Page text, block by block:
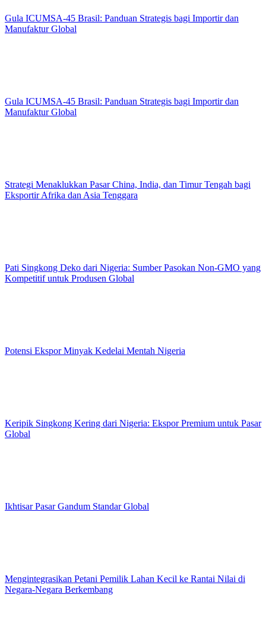
Gula ICUMSA-45 Brasil: Panduan Strategis bagi Importir dan
Manufaktur Global
Gula ICUMSA-45 Brasil: Panduan Strategis bagi Importir dan
Manufaktur Global
Strategi Menaklukkan Pasar China, India, dan Timur Tengah bagi
Eksportir Afrika dan Asia Tenggara
Pati Singkong Deko dari Nigeria: Sumber Pasokan Non-GMO yang
Kompetitif untuk Produsen Global
Potensi Ekspor Minyak Kedelai Mentah Nigeria
Keripik Singkong Kering dari Nigeria: Ekspor Premium untuk Pasar
Global
Ikhtisar Pasar Gandum Standar Global
Mengintegrasikan Petani Pemilik Lahan Kecil ke Rantai Nilai di
Negara-Negara Berkembang